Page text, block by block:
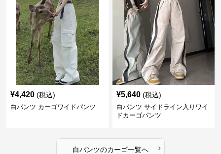
¥4,420 (税込)
白パンツ カーゴワイドパンツ
¥5,640 (税込)
白パンツ サイドライン入りワイ
ドカーゴパンツ
白パンツのカーゴ一覧へ ›